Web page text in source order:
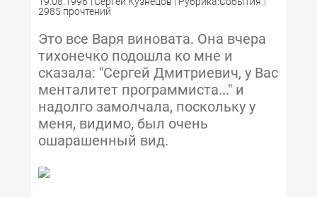
2985 прочтений
Это все Варя виновата. Она вчера
тихонечко подошла ко мне и
сказала: "Сергей Дмитриевич, у Вас
менталитет программиста..." и
надолго замолчала, поскольку у
меня, видимо, был очень
ошарашенный вид.